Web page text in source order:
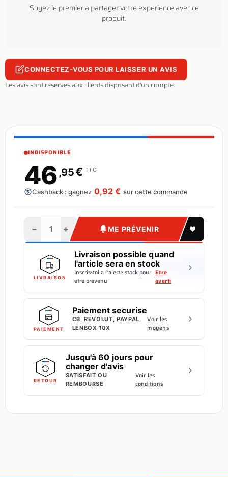
Soyez le premier a partager votre experience avec ce
produit.
CONNECTEZ-VOUS POUR LAISSER UN AVIS
Les avis sont reserves aux clients disposant d'un compte.
INDISPONIBLE
46,95€ TTC
Cashback : gagnez 0,92 € sur cette commande
− + ME PRÉVENIR
LIVRAISON
Livraison possible quand
l'article sera en stock
Inscris-toi a l'alerte stock pour
etre prevenu
·Etre
averti
PAIEMENT
Paiement securise
CB, REVOLUT, PAYPAL,
LENBOX 10X
·Voir les
moyens
RETOUR
Jusqu'à 60 jours pour
changer d'avis
SATISFAIT OU
REMBOURSE
·Voir les
conditions